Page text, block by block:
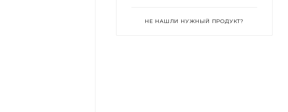
НЕ НАШЛИ НУЖНЫЙ ПРОДУКТ?